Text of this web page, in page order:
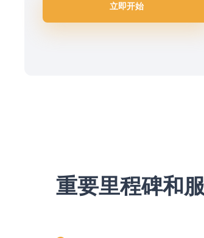
立即开始
重要里程碑和